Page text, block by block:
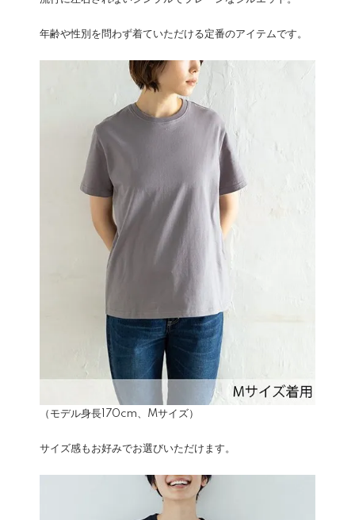
年齢や性別を問わず着ていただける定番のアイテムです。
（モデル身長170cm、Mサイズ）
サイズ感もお好みでお選びいただけます。